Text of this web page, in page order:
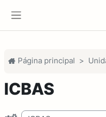
Página principal
ICBAS